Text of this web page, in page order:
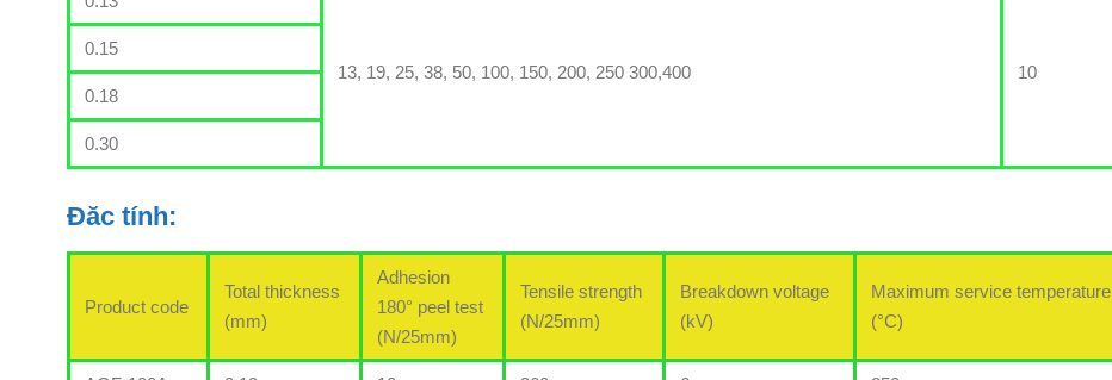
13, 19, 25, 38, 50, 100, 150, 200, 250 300,400 10
0.15
0.18
0.30
Đăc tính:
Product code
Total thickness
(mm)
Adhesion
180° peel test
(N/25mm)
Tensile strength
(N/25mm)
Breakdown voltage
(kV)
Maximum service temperature
(°C)